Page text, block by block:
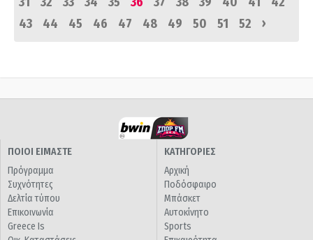
43
44 45 46 47 48 49 50 51 52 ›
ΠΟΙΟΙ ΕΙΜΑΣΤΕ
Πρόγραμμα
Συχνότητες
Δελτία τύπου
Επικοινωνία
Greece Is
ΚΑΤΗΓΟΡΙΕΣ
Αρχική
Ποδόσφαιρο
Μπάσκετ
Αυτοκίνητο
Sports